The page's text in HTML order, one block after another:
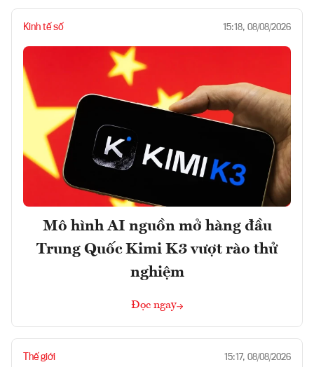
Kinh tế số 15:18, 08/08/2026
Mô hình AI nguồn mở hàng đầu
Trung Quốc Kimi K3 vượt rào thử
nghiệm
Đọc ngay
Thế giới 15:17, 08/08/2026